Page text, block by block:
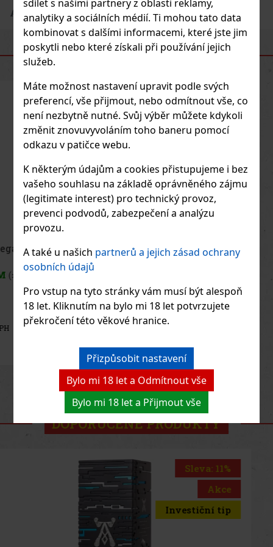
sdílet s našimi partnery z oblasti reklamy,
analytiky a sociálních médií. Ti mohou tato data
kombinovat s dalšími informacemi, které jste jim
poskytli nebo které získali při používání jejich
služeb.
Máte možnost nastavení upravit podle svých
preferencí, vše přijmout, nebo odmítnout vše, co
není nezbytně nutné. Svůj výběr můžete kdykoli
změnit znovuvyvoláním toho baneru pomocí
odkazu v patičce webu.
K některým údajům a cookies přistupujeme i bez
vašeho souhlasu na základě oprávněného zájmu
(legitimate interest) pro technický provoz,
prevenci podvodů, zabezpečení a analýzu
provozu.
A také u našich partnerů a jejich zásad ochrany
osobních údajů
Pro vstup na tyto stránky vám musí být alespoň
18 let. Kliknutím na bylo mi 18 let potvrzujete
překročení této věkové hranice.
Přizpůsobit nastavení
Bylo mi 18 let a Odmítnout vše
Bylo mi 18 let a Přijmout vše
Adresa výrobce : Dexowl S.A.
PODOBNÉ PRODUKTY
Royal Salute 21Y The Harris Reed II D2 40% 0,7 l
SKLADEM (3 ks)
Royal Salute 21Y The Harris Reed II je limitovaná edice, která
propojuje svět prémiové skotské whisky s výrazným rukopisem
módního návrháře Harrise Reeda. V rámci závěrečné kapitoly
kolekce The Fashion Collection vzniklo sběratelské vydání, které
3 905
Royal Salute 21Y The Harris Reed II D1 40% 0,7 l
PreviousNext
DOPORUČENÉ PRODUKTY
Sleva: 6%
Akce